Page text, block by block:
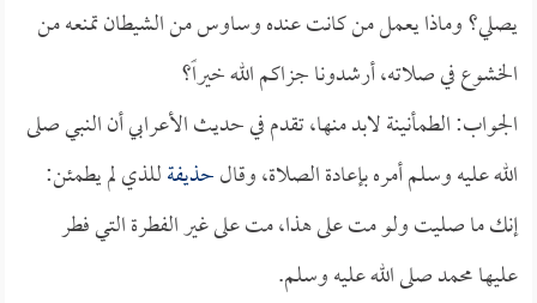
يصلي؟ وماذا يعمل من كانت عنده وساوس من الشيطان تمنعه من
الخشوع في صلاته، أرشدونا جزاكم الله خيراً؟
الجواب: الطمأنينة لابد منها، تقدم في حديث الأعرابي أن النبي صلى
الله عليه وسلم أمره بإعادة الصلاة، وقالحذيفةللذي لم يطمئن:
إنك ما صليت ولو مت على هذا، مت على غير الفطرة التي فطر
عليها محمد صلى الله عليه وسلم.